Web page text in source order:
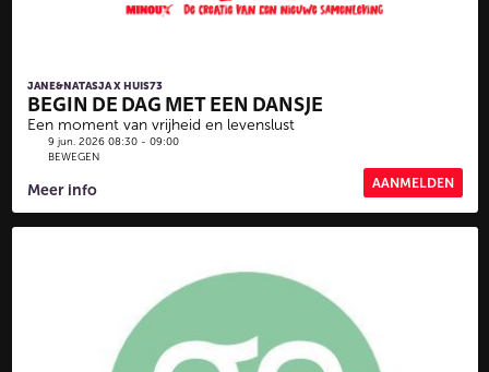
JANE&NATASJA X HUIS73
BEGIN DE DAG MET EEN DANSJE
Een moment van vrijheid en levenslust
9 jun. 2026 08:30 - 09:00
BEWEGEN
Meer info AANMELDEN